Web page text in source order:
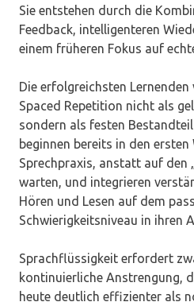
Sie entstehen durch die
Feedback, intelligenteren
einem früheren Fokus auf
Die erfolgreichsten
Spaced Repetition nicht als
sondern als festen
beginnen bereits in den
Sprechpraxis, anstatt auf den
warten, und integrieren
Hören und Lesen auf dem
Schwierigkeitsniveau in ihren
Sprachflüssigkeit erfordert
kontinuierliche Anstrengung,
heute deutlich effizienter als